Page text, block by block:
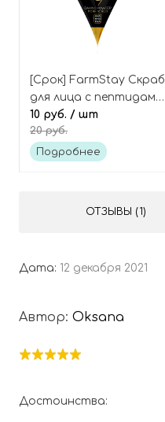
[Срок] FarmStay Скраб
для лица с пептидами
пирамидка 9 Peptide
baking powder pore
scrub
10 руб. / шт
20 руб.
Подробнее
ОТЗЫВЫ (1)
Дата: 12 декабря 2021
Автор: Oksana
Достоинства: